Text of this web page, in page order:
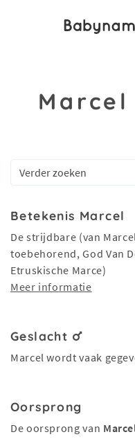
Marcel
Betekenis Marcel
De strijdbare (van
toebehorend, God Van
Etruskische Marce)
Meer informatie
Geslacht
Marcel wordt vaak
Oorsprong
De oorsprong van